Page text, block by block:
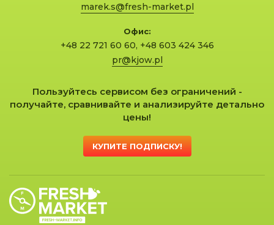
marek.s@fresh-market.pl
Офис:
+48 22 721 60 60, +48 603 424 346
pr@kjow.pl
Пользуйтесь сервисом без ограничений -
получайте, сравнивайте и анализируйте детально
цены!
КУПИТЕ ПОДПИСКУ!